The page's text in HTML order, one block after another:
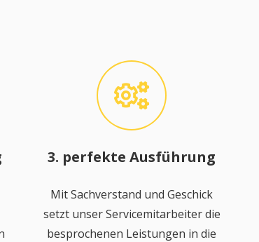
3. perfekte Ausführung
Mit Sachverstand und Geschick
setzt unser Servicemitarbeiter die
besprochenen Leistungen in die